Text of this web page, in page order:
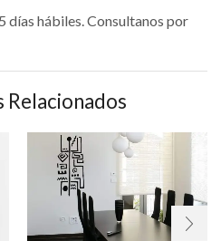
días hábiles. Consultanos por
Relacionados